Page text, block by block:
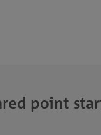
point